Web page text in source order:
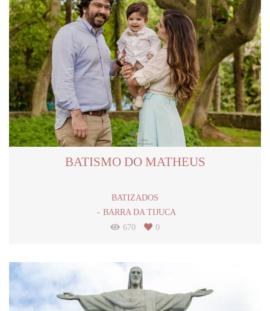
BATISMO DO MATHEUS
BATIZADOS
BARRA DA TIJUCA
670
0